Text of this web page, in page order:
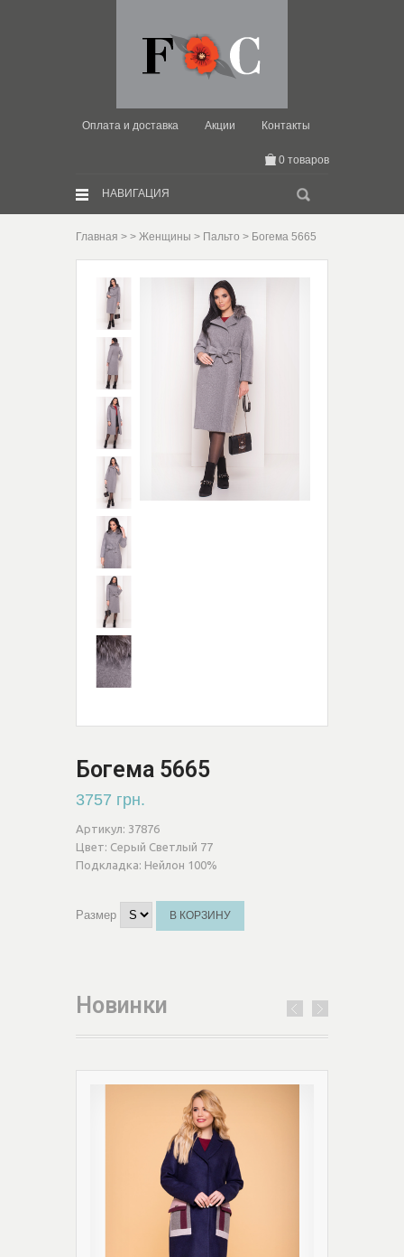
Оплата и доставка Акции Контакты
0 товаров
Искать:
НАВИГАЦИЯ
Главная > > Женщины > Пальто > Богема 5665
Богема 5665
3757 грн.
Артикул: 37876
Цвет: Серый Светлый 77
Подкладка: Нейлон 100%
Размер В КОРЗИНУ
Новинки